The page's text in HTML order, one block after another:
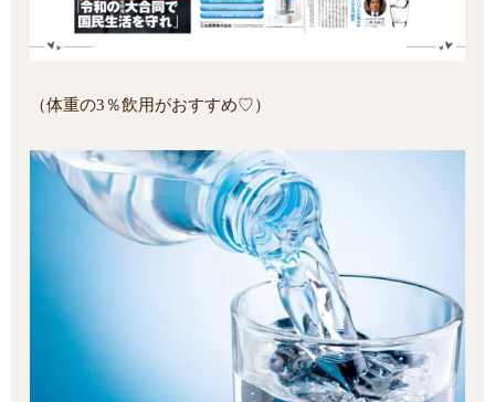
（体重の3％飲用がおすすめ♡）